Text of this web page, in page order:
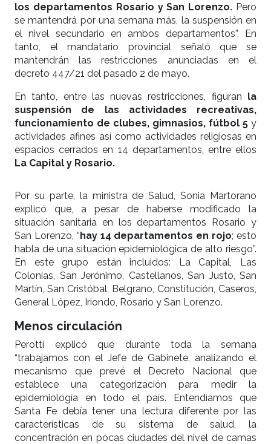
los departamentos Rosario y San Lorenzo. Pero
se mantendrá por una semana más, la suspensión en
el nivel secundario en ambos departamentos”. En
tanto, el mandatario provincial señaló que se
mantendrán las restricciones anunciadas en el
decreto 447/21 del pasado 2 de mayo.
En tanto, entre las nuevas restricciones, figuran la
suspensión de las actividades recreativas,
funcionamiento de clubes, gimnasios, fútbol 5 y
actividades afines así como actividades religiosas en
espacios cerrados en 14 departamentos, entre ellos
La Capital y Rosario.
Por su parte, la ministra de Salud, Sonia Martorano
explicó que, a pesar de haberse modificado la
situación sanitaria en los departamentos Rosario y
San Lorenzo, “hay 14 departamentos en rojo; esto
habla de una situación epidemiológica de alto riesgo”.
En este grupo están incluidos: La Capital, Las
Colonias, San Jerónimo, Castellanos, San Justo, San
Martín, San Cristóbal, Belgrano, Constitución, Caseros,
General López, Iriondo, Rosario y San Lorenzo.
Menos circulación
Perotti explicó que durante toda la semana
“trabajamos con el Jefe de Gabinete, analizando el
mecanismo que prevé el Decreto Nacional que
establece una categorización para medir la
epidemiología en todo el país. Entendíamos que
Santa Fe debía tener una lectura diferente por las
características de su sistema de salud, la
concentración en pocas ciudades del nivel de camas